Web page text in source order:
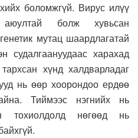
боломжгүй. Вирус илүү
болж хувьсан
мутац шаардлагатай
судалгаануудаас харахад
хүнд халдварладаг
нь өөр хоорондоо ердөө
Тиймээс нэгнийх нь
тохиолдолд нөгөөд нь